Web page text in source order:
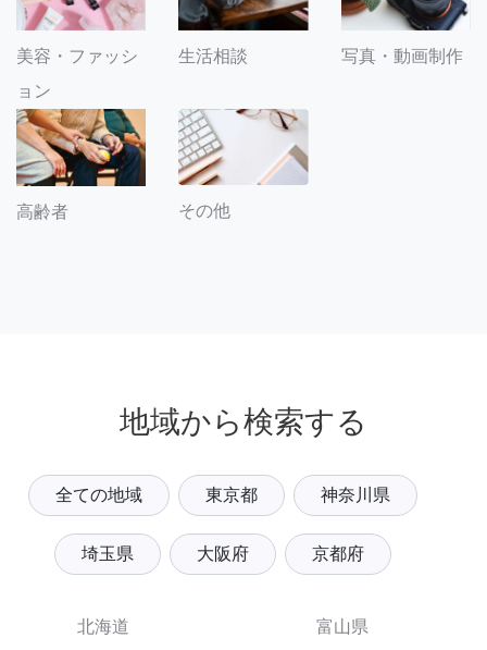
美容・ファッシ
ョン
生活相談 写真・動画制作
高齢者 その他
地域から検索する
全ての地域 東京都 神奈川県
埼玉県 大阪府 京都府
北海道
富山県